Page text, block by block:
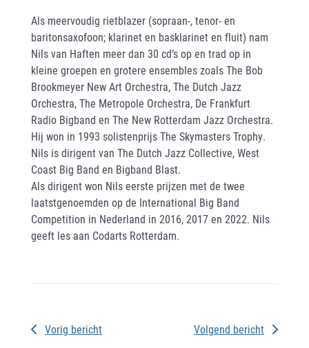
Als meervoudig rietblazer (sopraan-, tenor- en
baritonsaxofoon; klarinet en basklarinet en fluit) nam
Nils van Haften meer dan 30 cd’s op en trad op in
kleine groepen en grotere ensembles zoals The Bob
Brookmeyer New Art Orchestra, The Dutch Jazz
Orchestra, The Metropole Orchestra, De Frankfurt
Radio Bigband en The New Rotterdam Jazz Orchestra.
Hij won in 1993 solistenprijs The Skymasters Trophy.
Nils is dirigent van The Dutch Jazz Collective, West
Coast Big Band en Bigband Blast.
Als dirigent won Nils eerste prijzen met de twee
laatstgenoemden op de International Big Band
Competition in Nederland in 2016, 2017 en 2022. Nils
geeft les aan Codarts Rotterdam.
Vorig bericht Volgend bericht